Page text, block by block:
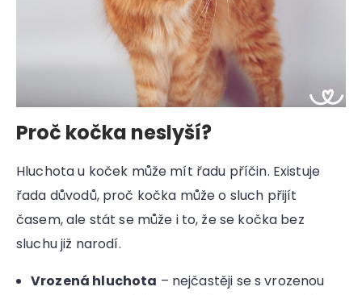
Proč kočka neslyší?
Hluchota u koček může mít řadu příčin. Existuje
řada důvodů, proč kočka může o sluch přijít
časem, ale stát se může i to, že se kočka bez
sluchu již narodí.
Vrozená hluchota – nejčastěji se s vrozenou